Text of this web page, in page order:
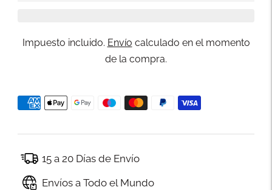
Impuesto incluido. Envío calculado en el momento
de la compra.
15 a 20 Días de Envío
Envíos a Todo el Mundo